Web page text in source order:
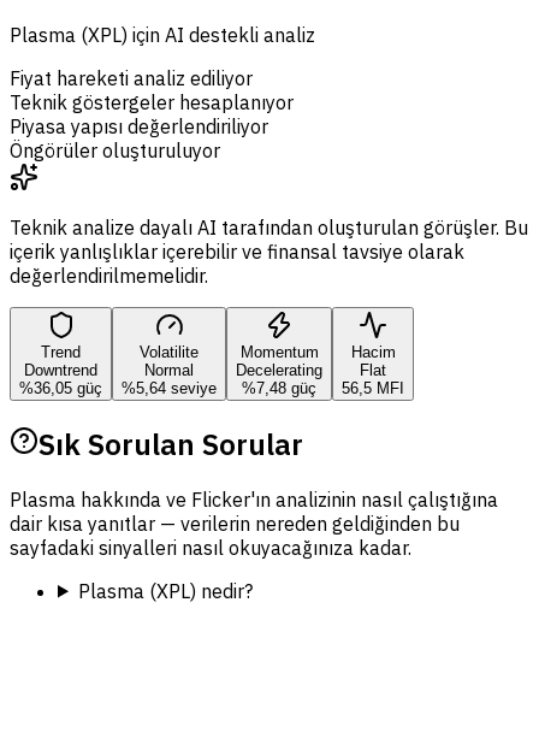
Plasma (XPL) için AI destekli analiz
Fiyat hareketi analiz ediliyor
Teknik göstergeler hesaplanıyor
Piyasa yapısı değerlendiriliyor
Öngörüler oluşturuluyor
Teknik analize dayalı AI tarafından oluşturulan görüşler. Bu
içerik yanlışlıklar içerebilir ve finansal tavsiye olarak
değerlendirilmemelidir.
Trend
Downtrend
%36,05 güç
Volatilite
Normal
%5,64 seviye
Momentum
Decelerating
%7,48 güç
Hacim
Flat
56,5 MFI
Sık Sorulan Sorular
Plasma hakkında ve Flicker'ın analizinin nasıl çalıştığına
dair kısa yanıtlar — verilerin nereden geldiğinden bu
sayfadaki sinyalleri nasıl okuyacağınıza kadar.
Plasma (XPL) nedir?